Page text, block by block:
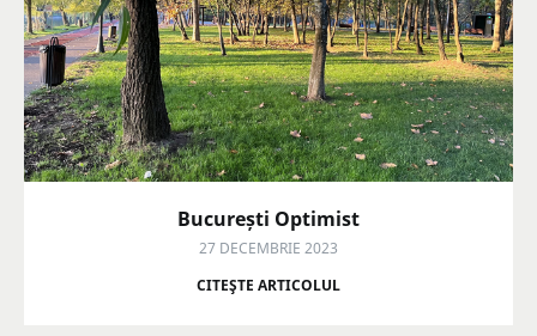
București Optimist
27 DECEMBRIE 2023
CITEŞTE ARTICOLUL